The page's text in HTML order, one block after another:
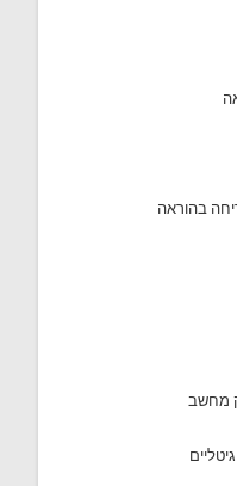
בהוראה
מחשב